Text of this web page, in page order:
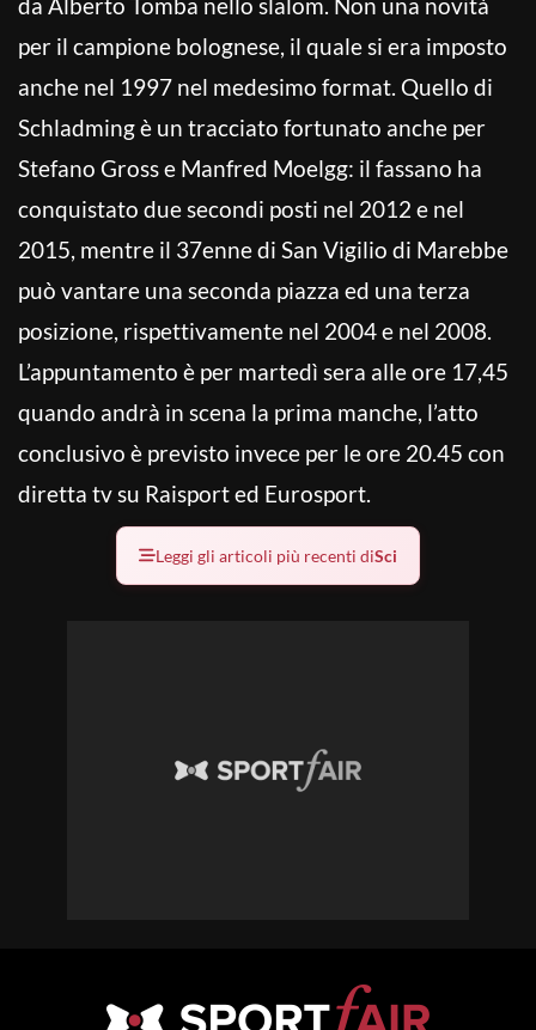
per il campione bolognese, il quale si era imposto
anche nel 1997 nel medesimo format. Quello di
Schladming è un tracciato fortunato anche per
Stefano Gross e Manfred Moelgg: il fassano ha
conquistato due secondi posti nel 2012 e nel
2015, mentre il 37enne di San Vigilio di Marebbe
può vantare una seconda piazza ed una terza
posizione, rispettivamente nel 2004 e nel 2008.
L’appuntamento è per martedì sera alle ore 17,45
quando andrà in scena la prima manche, l’atto
conclusivo è previsto invece per le ore 20.45 con
diretta tv su Raisport ed Eurosport.
Leggi gli articoli più recenti diSci